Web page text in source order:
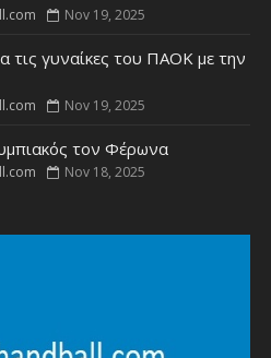
Nov 19, 2025
τις γυναίκες του ΠΑΟΚ με την
Nov 19, 2025
τον Φέρωνα
Nov 18, 2025